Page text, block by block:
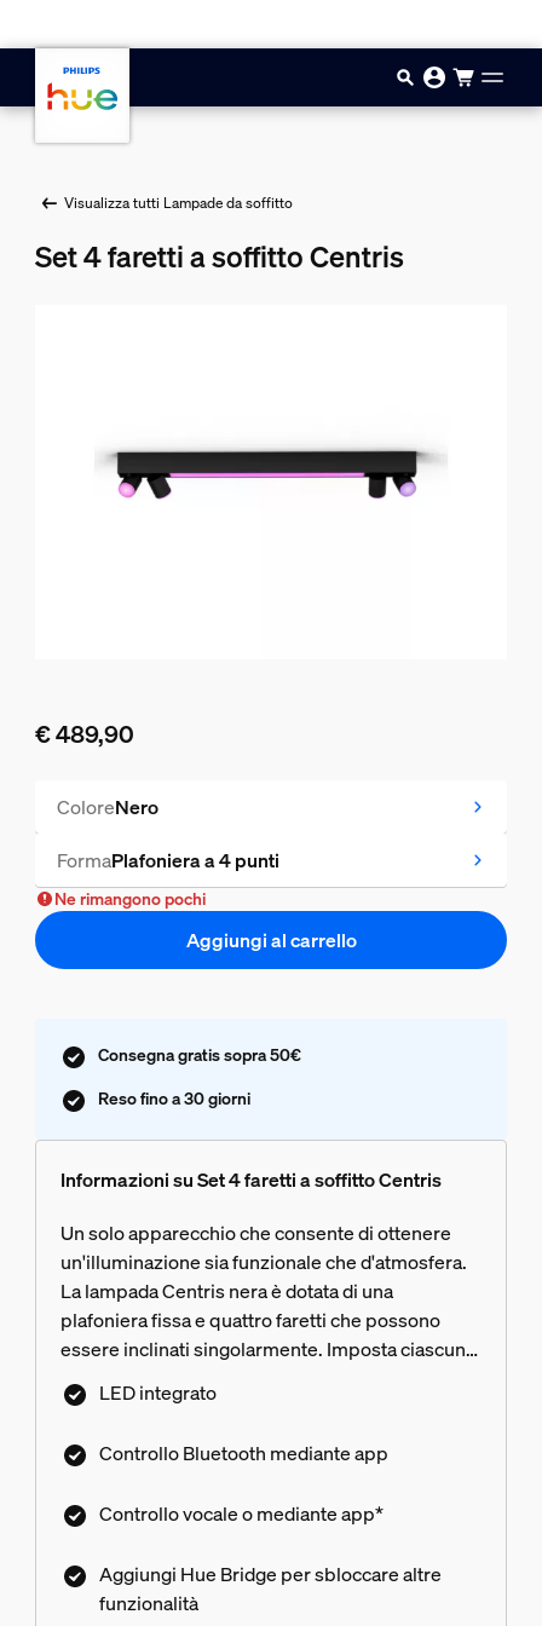
Visualizza tutti Lampade da soffitto
Set 4 faretti a soffitto Centris
€ 489,90
ColoreNero
FormaPlafoniera a 4 punti
Ne rimangono pochi
Aggiungi al carrello
Consegna gratis sopra 50€
Reso fino a 30 giorni
Informazioni su Set 4 faretti a soffitto Centris
Un solo apparecchio che consente di ottenere
un'illuminazione sia funzionale che d'atmosfera.
La lampada Centris nera è dotata di una
plafoniera fissa e quattro faretti che possono
essere inclinati singolarmente. Imposta ciascuna
luce dell'apparecchio su uno dei numerosi colori
disponibili per un'atmosfera davvero unica.
LED integrato
Controllo Bluetooth mediante app
Controllo vocale o mediante app*
Aggiungi Hue Bridge per sbloccare altre
funzionalità